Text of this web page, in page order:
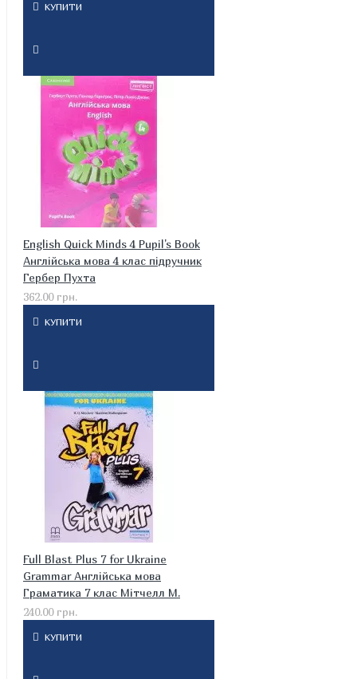
КУПИТИ
English Quick Minds 4 Pupil's Book
Англійська мова 4 клас підручник
Гербер Пухта
362.00 грн.
КУПИТИ
Full Blast Plus 7 for Ukraine
Grammar Англійська мова
Граматика 7 клас Мітчелл М.
240.00 грн.
КУПИТИ